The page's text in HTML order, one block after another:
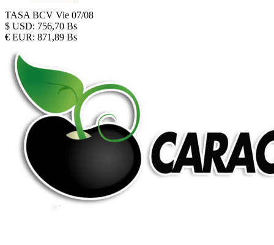
TASA BCV Vie 07/08
$ USD: 756,70 Bs
€ EUR: 871,89 Bs